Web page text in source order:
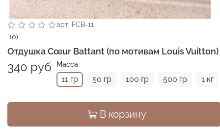
(0)
арт. FCB-11
Отдушка Cœur Battant (по мотивам Louis Vuitton)
340 руб Масса
11 гр 50 гр 100 гр 500 гр 1 кг
В корзину